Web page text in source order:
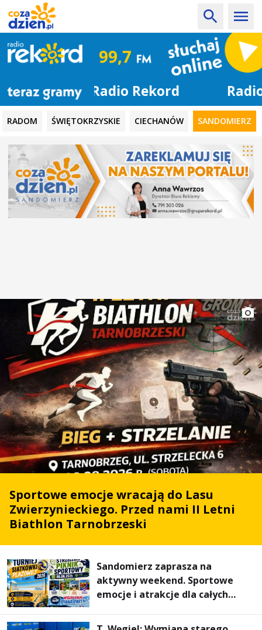
Radio Rekord
RADOM ŚWIĘTOKRZYSKIE CIECHANÓW SANDOMIERZ
Sportowe emocje wracają do Lasu
Zwierzynieckiego. Przed nami II Letni
Biathlon Tarnobrzeski
Sandomierz zaprasza na
aktywny weekend. Sportowe
emocje i atrakcje dla całych